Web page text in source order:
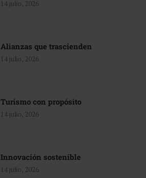
14 julio, 2026
Alianzas que trascienden
14 julio, 2026
Turismo con propósito
14 julio, 2026
Innovación sostenible
14 julio, 2026